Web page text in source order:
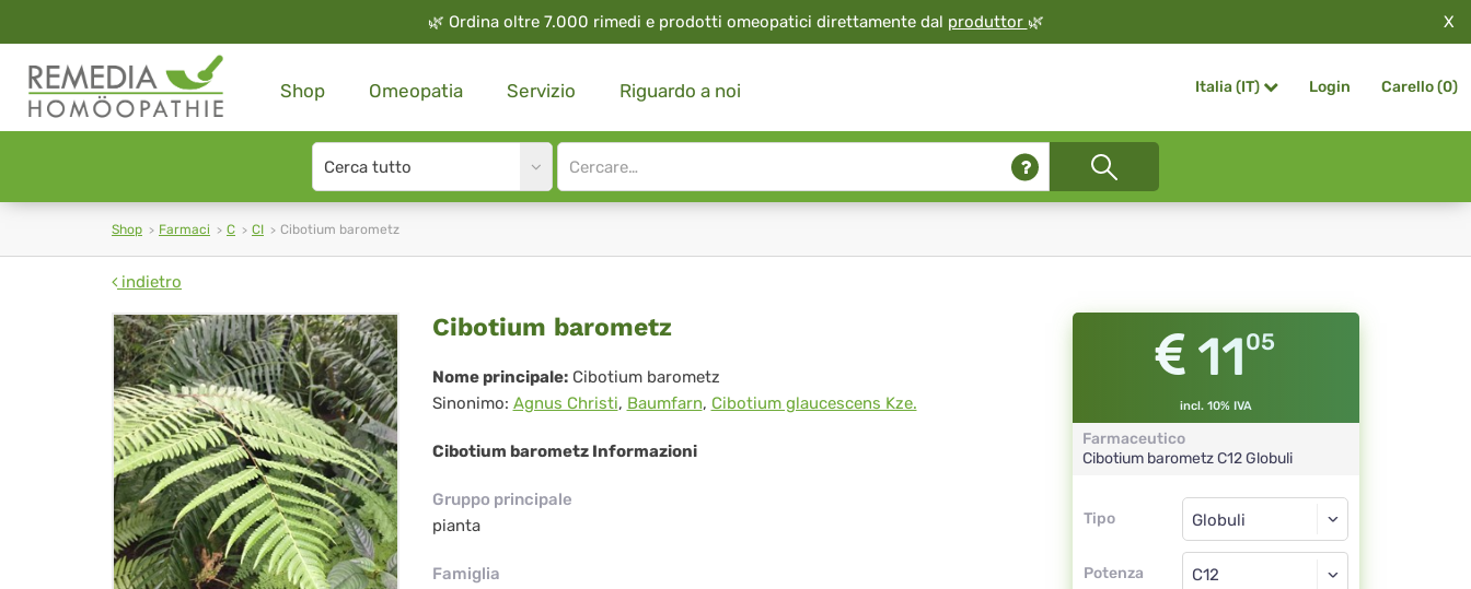
🌿 Ordina oltre 7.000 rimedi e prodotti omeopatici direttamente dal produttor 🌿 X
Shop Omeopatia Servizio Riguardo a noi Italia (IT) Login Carello (0)
Search
type
Site
search
Shop Farmaci C CI Cibotium barometz
indietro
Cibotium
barometz
Cibotium barometz
Nome principale: Cibotium barometz
Sinonimo: Agnus Christi, Baumfarn, Cibotium glaucescens Kze.
Cibotium barometz Informazioni
Gruppo principale
pianta
Famiglia
1105
incl. 10% IVA
Farmaceutico
Cibotium barometzC12 Globuli
Tipo
Tipo
Potenza
Globuli
C12